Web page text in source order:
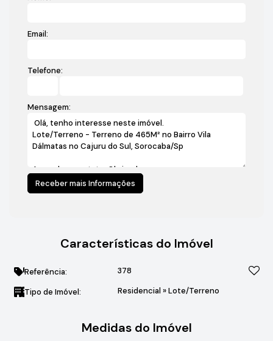
Email:
Telefone:
Mensagem:
Características do Imóvel
Referência: 378
Tipo de Imóvel: Residencial »Lote/Terreno
Medidas do Imóvel